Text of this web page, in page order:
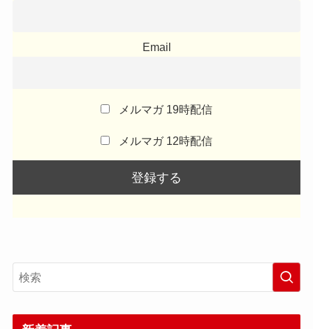
Email
メルマガ 19時配信
メルマガ 12時配信